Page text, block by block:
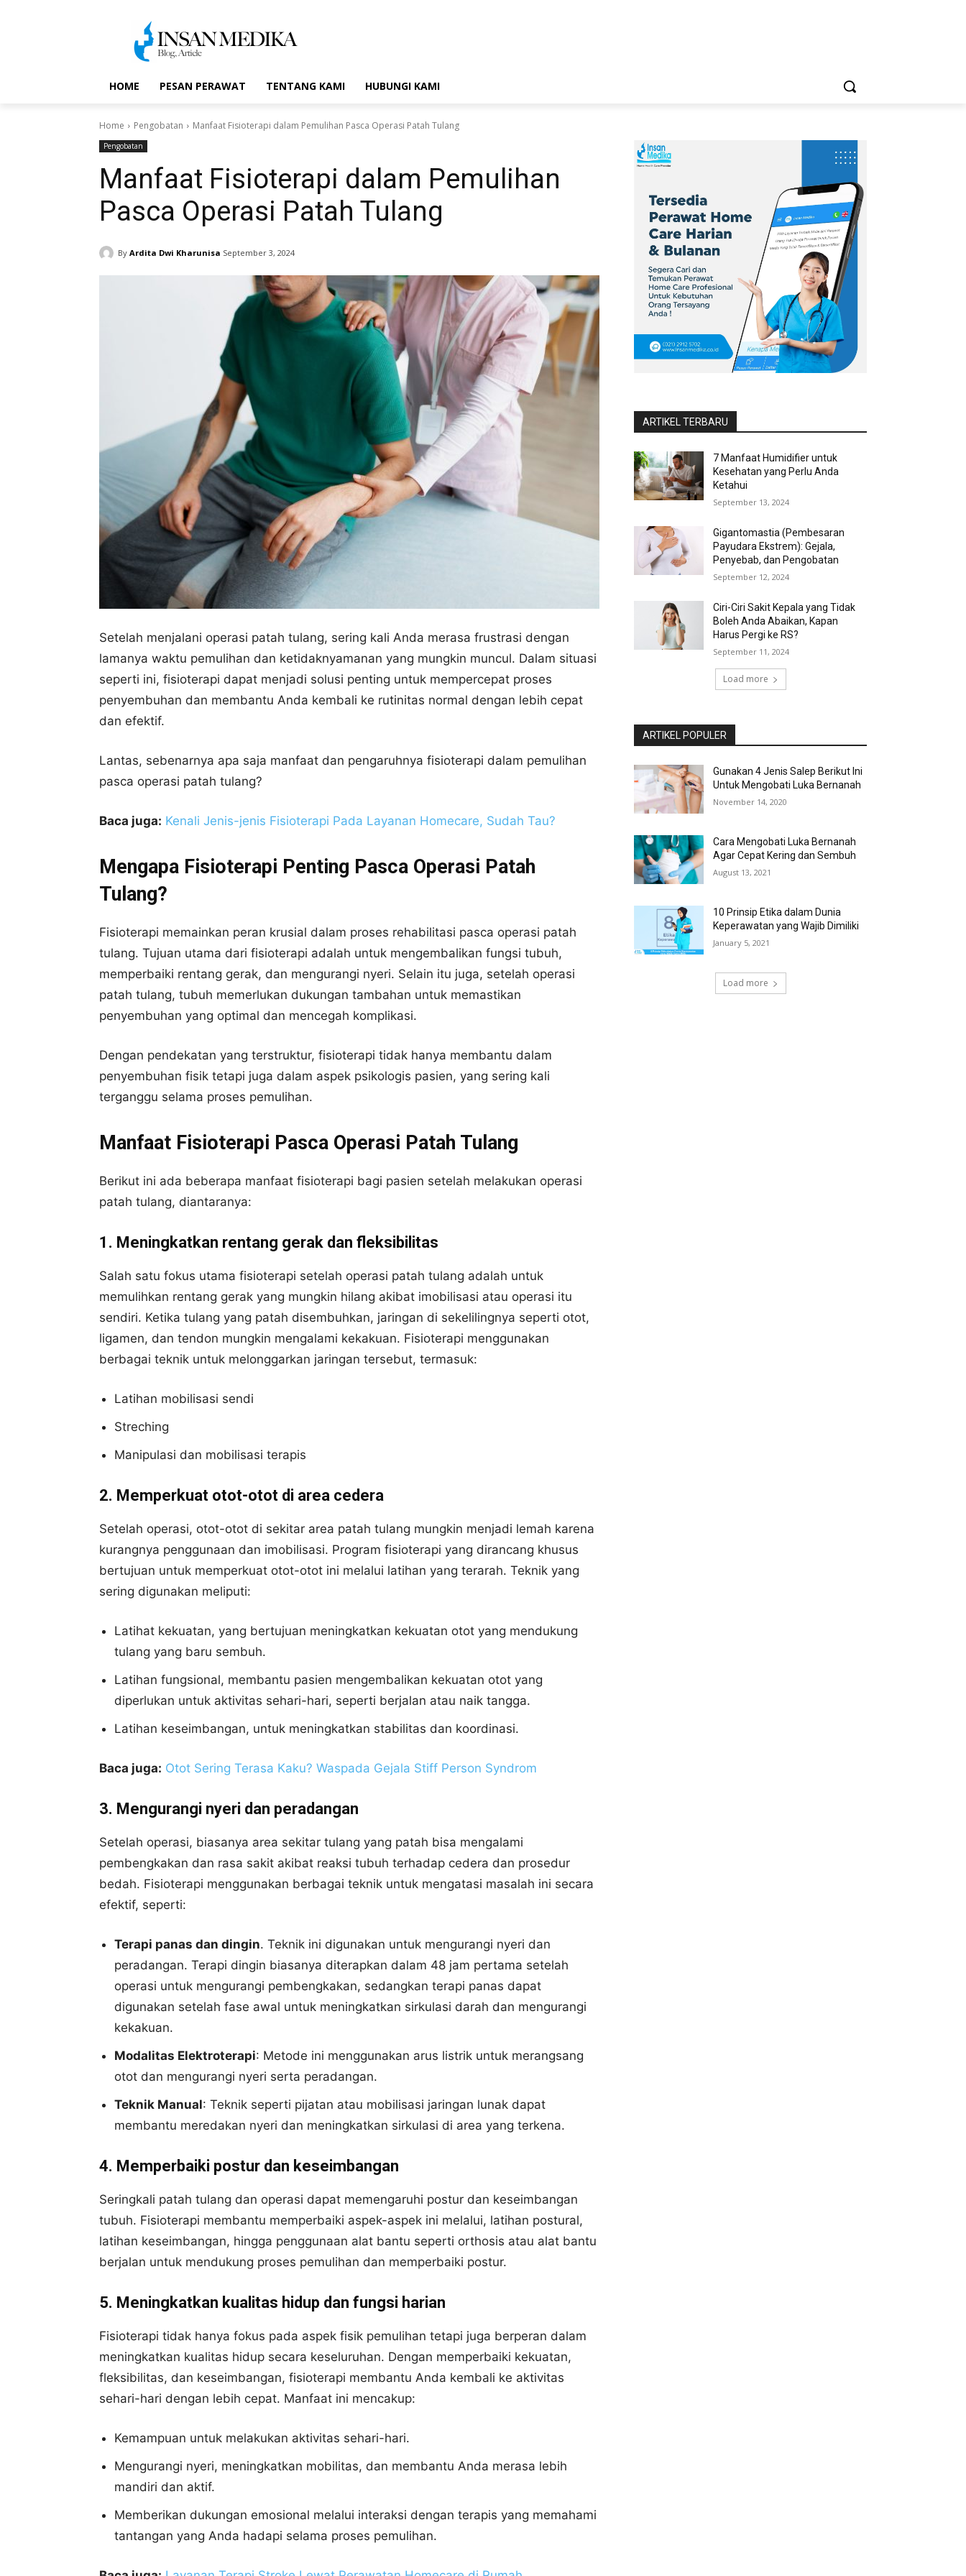
HOME PESAN PERAWAT TENTANG KAMI HUBUNGI KAMI
Home Pengobatan Manfaat Fisioterapi dalam Pemulihan Pasca Operasi Patah Tulang
Pengobatan
Manfaat Fisioterapi dalam Pemulihan
Pasca Operasi Patah Tulang
By Ardita Dwi Kharunisa September 3, 2024
Setelah menjalani operasi patah tulang, sering kali Anda merasa frustrasi dengan
lamanya waktu pemulihan dan ketidaknyamanan yang mungkin muncul. Dalam situasi
seperti ini, fisioterapi dapat menjadi solusi penting untuk mempercepat proses
penyembuhan dan membantu Anda kembali ke rutinitas normal dengan lebih cepat
dan efektif.
Lantas, sebenarnya apa saja manfaat dan pengaruhnya fisioterapi dalam pemulihan
pasca operasi patah tulang?
Baca juga: Kenali Jenis-jenis Fisioterapi Pada Layanan Homecare, Sudah Tau?
Mengapa Fisioterapi Penting Pasca Operasi Patah
Tulang?
Fisioterapi memainkan peran krusial dalam proses rehabilitasi pasca operasi patah
tulang. Tujuan utama dari fisioterapi adalah untuk mengembalikan fungsi tubuh,
memperbaiki rentang gerak, dan mengurangi nyeri. Selain itu juga, setelah operasi
patah tulang, tubuh memerlukan dukungan tambahan untuk memastikan
penyembuhan yang optimal dan mencegah komplikasi.
Dengan pendekatan yang terstruktur, fisioterapi tidak hanya membantu dalam
penyembuhan fisik tetapi juga dalam aspek psikologis pasien, yang sering kali
terganggu selama proses pemulihan.
Manfaat Fisioterapi Pasca Operasi Patah Tulang
Berikut ini ada beberapa manfaat fisioterapi bagi pasien setelah melakukan operasi
patah tulang, diantaranya:
1. Meningkatkan rentang gerak dan fleksibilitas
Salah satu fokus utama fisioterapi setelah operasi patah tulang adalah untuk
memulihkan rentang gerak yang mungkin hilang akibat imobilisasi atau operasi itu
sendiri. Ketika tulang yang patah disembuhkan, jaringan di sekelilingnya seperti otot,
ligamen, dan tendon mungkin mengalami kekakuan. Fisioterapi menggunakan
berbagai teknik untuk melonggarkan jaringan tersebut, termasuk:
Latihan mobilisasi sendi
Streching
Manipulasi dan mobilisasi terapis
2. Memperkuat otot-otot di area cedera
Setelah operasi, otot-otot di sekitar area patah tulang mungkin menjadi lemah karena
kurangnya penggunaan dan imobilisasi. Program fisioterapi yang dirancang khusus
bertujuan untuk memperkuat otot-otot ini melalui latihan yang terarah. Teknik yang
sering digunakan meliputi:
Latihat kekuatan, yang bertujuan meningkatkan kekuatan otot yang mendukung
tulang yang baru sembuh.
Latihan fungsional, membantu pasien mengembalikan kekuatan otot yang
diperlukan untuk aktivitas sehari-hari, seperti berjalan atau naik tangga.
Latihan keseimbangan, untuk meningkatkan stabilitas dan koordinasi.
Baca juga: Otot Sering Terasa Kaku? Waspada Gejala Stiff Person Syndrom
3. Mengurangi nyeri dan peradangan
Setelah operasi, biasanya area sekitar tulang yang patah bisa mengalami
pembengkakan dan rasa sakit akibat reaksi tubuh terhadap cedera dan prosedur
bedah. Fisioterapi menggunakan berbagai teknik untuk mengatasi masalah ini secara
efektif, seperti:
Terapi panas dan dingin. Teknik ini digunakan untuk mengurangi nyeri dan
peradangan. Terapi dingin biasanya diterapkan dalam 48 jam pertama setelah
operasi untuk mengurangi pembengkakan, sedangkan terapi panas dapat
digunakan setelah fase awal untuk meningkatkan sirkulasi darah dan mengurangi
kekakuan.
Modalitas Elektroterapi: Metode ini menggunakan arus listrik untuk merangsang
otot dan mengurangi nyeri serta peradangan.
Teknik Manual: Teknik seperti pijatan atau mobilisasi jaringan lunak dapat
membantu meredakan nyeri dan meningkatkan sirkulasi di area yang terkena.
4. Memperbaiki postur dan keseimbangan
Seringkali patah tulang dan operasi dapat memengaruhi postur dan keseimbangan
tubuh. Fisioterapi membantu memperbaiki aspek-aspek ini melalui, latihan postural,
latihan keseimbangan, hingga penggunaan alat bantu seperti orthosis atau alat bantu
berjalan untuk mendukung proses pemulihan dan memperbaiki postur.
5. Meningkatkan kualitas hidup dan fungsi harian
Fisioterapi tidak hanya fokus pada aspek fisik pemulihan tetapi juga berperan dalam
meningkatkan kualitas hidup secara keseluruhan. Dengan memperbaiki kekuatan,
fleksibilitas, dan keseimbangan, fisioterapi membantu Anda kembali ke aktivitas
sehari-hari dengan lebih cepat. Manfaat ini mencakup:
Kemampuan untuk melakukan aktivitas sehari-hari.
Mengurangi nyeri, meningkatkan mobilitas, dan membantu Anda merasa lebih
mandiri dan aktif.
Memberikan dukungan emosional melalui interaksi dengan terapis yang memahami
tantangan yang Anda hadapi selama proses pemulihan.
ARTIKEL TERBARU
7 Manfaat Humidifier untuk
Kesehatan yang Perlu Anda
Ketahui
September 13, 2024
Gigantomastia (Pembesaran
Payudara Ekstrem): Gejala,
Penyebab, dan Pengobatan
September 12, 2024
Ciri-Ciri Sakit Kepala yang Tidak
Boleh Anda Abaikan, Kapan
Harus Pergi ke RS?
September 11, 2024
Load more
ARTIKEL POPULER
Gunakan 4 Jenis Salep Berikut Ini
Untuk Mengobati Luka Bernanah
November 14, 2020
Cara Mengobati Luka Bernanah
Agar Cepat Kering dan Sembuh
August 13, 2021
10 Prinsip Etika dalam Dunia
Keperawatan yang Wajib Dimiliki
January 5, 2021
Load more